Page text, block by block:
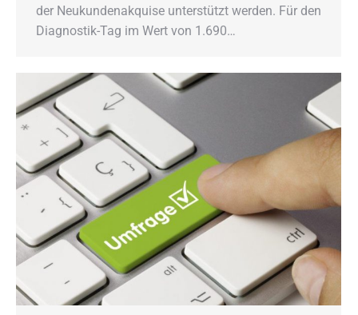
der Neukundenakquise unterstützt werden. Für den
Diagnostik-Tag im Wert von 1.690…